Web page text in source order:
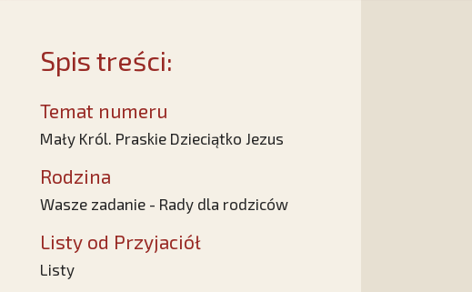
Spis treści:
Temat numeru
Mały Król. Praskie Dzieciątko Jezus
Rodzina
Wasze zadanie - Rady dla rodziców
Listy od Przyjaciół
Listy